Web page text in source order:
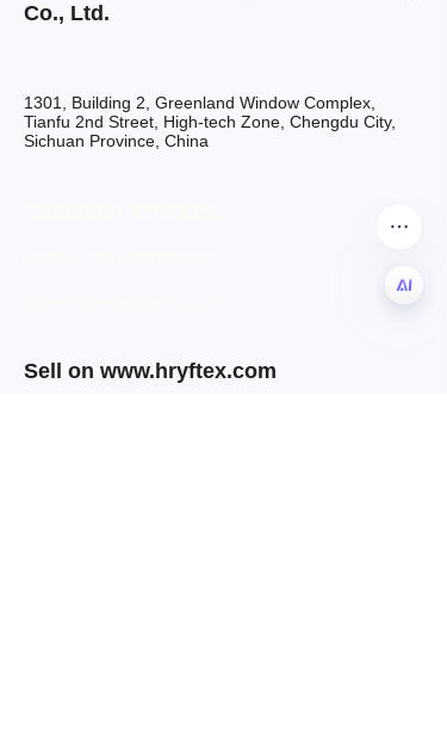
Co., Ltd.
1301, Building 2, Greenland Window Complex,
Tianfu 2nd Street, High-tech Zone, Chengdu City,
Sichuan Province, China
Sell on www.hryftex.com